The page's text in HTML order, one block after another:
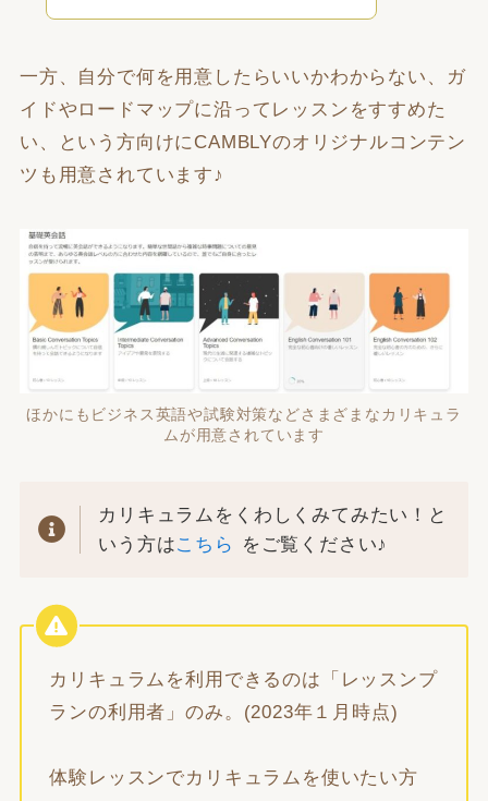
一方、自分で何を用意したらいいかわからない、ガ
イドやロードマップに沿ってレッスンをすすめた
い、という方向けにCAMBLYのオリジナルコンテン
ツも用意されています♪
ほかにもビジネス英語や試験対策などさまざまなカリキュラ
ムが用意されています
カリキュラムをくわしくみてみたい！と
いう方はこちら をご覧ください♪
カリキュラムを利用できるのは「レッスンプ
ランの利用者」のみ。(2023年１月時点)
体験レッスンでカリキュラムを使いたい方